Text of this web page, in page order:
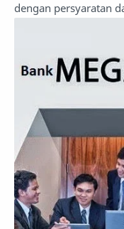
dengan persyaratan